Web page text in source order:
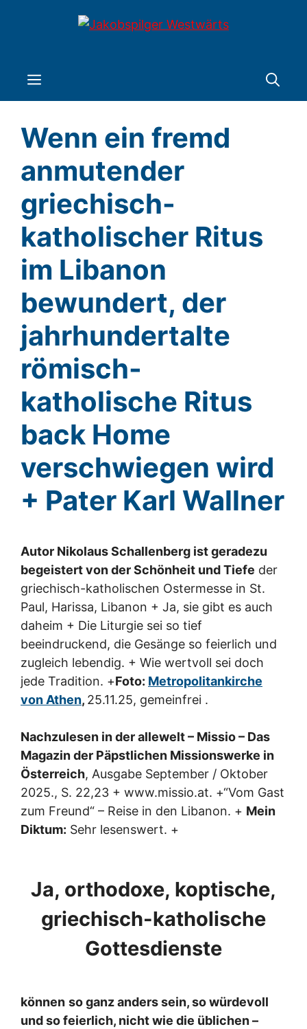
Menü
Wenn ein fremd
anmutender
griechisch-
katholischer Ritus
im Libanon
bewundert, der
jahrhundertalte
römisch-
katholische Ritus
back Home
verschwiegen wird
+ Pater Karl Wallner
Autor Nikolaus Schallenberg ist geradezu
begeistert von der Schönheit und Tiefe der
griechisch-katholischen Ostermesse in St.
Paul, Harissa, Libanon + Ja, sie gibt es auch
daheim + Die Liturgie sei so tief
beeindruckend, die Gesänge so feierlich und
zugleich lebendig. + Wie wertvoll sei doch
jede Tradition. +Foto: Metropolitankirche
von Athen, 25.11.25, gemeinfrei .
Nachzulesen in der allewelt – Missio – Das
Magazin der Päpstlichen Missionswerke in
Österreich, Ausgabe September / Oktober
2025., S. 22,23 + www.missio.at. +“Vom Gast
zum Freund“ – Reise in den Libanon. + Mein
Diktum: Sehr lesenswert. +
Ja, orthodoxe, koptische,
griechisch-katholische
Gottesdienste
können so ganz anders sein, so würdevoll
und so feierlich, nicht wie die üblichen –